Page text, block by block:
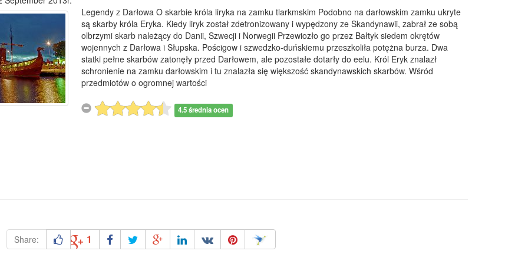
Legendy z Darłowa O skarbie króla liryka na zamku tlarkmskim Podobno na darłowskim zamku ukryte
są skarby króla Eryka. Kiedy liryk został zdetronizowany i wypędzony ze Skandynawii, zabrał ze sobą
olbrzymi skarb należący do Danii, Szwecji i Norwegii Przewiozło go przez Bałtyk siedem okrętów
wojennych z Darłowa i Słupska. Pościgow i szwedzko-duńskiemu przeszkoliła potężna burza. Dwa
statki pełne skarbów zatonęły przed Darłowem, ale pozostałe dotarły do eelu. Król Eryk znalazł
schronienie na zamku darłowskim i tu znalazła się większość skandynawskich skarbów. Wśród
przedmiotów o ogromnej wartości
4.5 średnia ocen
Share: 1